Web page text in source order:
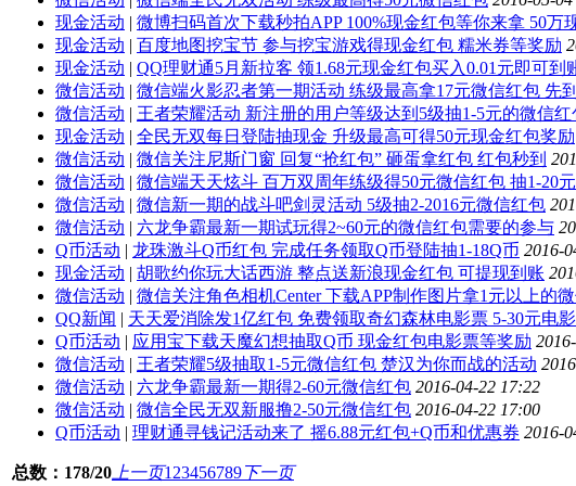
现金活动 | 微博扫码首次下载秒拍APP 100%现金红包等你来拿 50万
现金活动 | 百度地图挖宝节 参与挖宝游戏得现金红包 糯米券等奖励
现金活动 | QQ理财通5月新拉客 领1.68元现金红包买入0.01元即可到
微信活动 | 微信端火影忍者第一期活动 练级最高拿17元微信红包 先
微信活动 | 王者荣耀活动 新注册的用户等级达到5级抽1-5元的微信红
现金活动 | 全民无双每日登陆抽现金 升级最高可得50元现金红包奖励
微信活动 | 微信关注尼斯门窗 回复“抢红包” 砸蛋拿红包 红包秒到
微信活动 | 微信端天天炫斗 百万双周年练级得50元微信红包 抽1-20
微信活动 | 微信新一期的战斗吧剑灵活动 5级抽2-2016元微信红包
微信活动 | 六龙争霸最新一期试玩得2~60元的微信红包需要的参与
Q币活动 | 龙珠激斗Q币红包 完成任务领取Q币登陆抽1-18Q币 2016-
现金活动 | 胡歌约你玩大话西游 整点送新浪现金红包 可提现到账
微信活动 | 微信关注角色相机Center 下载APP制作图片拿1元以上的
QQ新闻 | 天天爱消除发1亿红包 免费领取奇幻森林电影票 5-30元电
Q币活动 | 应用宝下载天魔幻想抽取Q币 现金红包电影票等奖励
微信活动 | 王者荣耀5级抽取1-5元微信红包 楚汉为你而战的活动
微信活动 | 六龙争霸最新一期得2-60元微信红包 2016-04-22 17:22
微信活动 | 微信全民无双新服撸2-50元微信红包 2016-04-22 17:00
Q币活动 | 理财通寻钱记活动来了 摇6.88元红包+Q币和优惠券 2016-
总数：178/20 上一页1 23456789下一页